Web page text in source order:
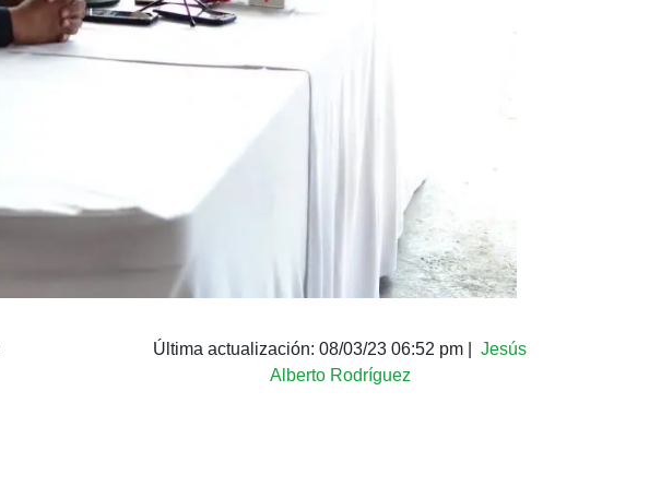
Última actualización: 08/03/23 06:52 pm
Jesús
Alberto Rodríguez